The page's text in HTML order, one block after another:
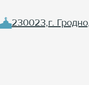
230023,г.